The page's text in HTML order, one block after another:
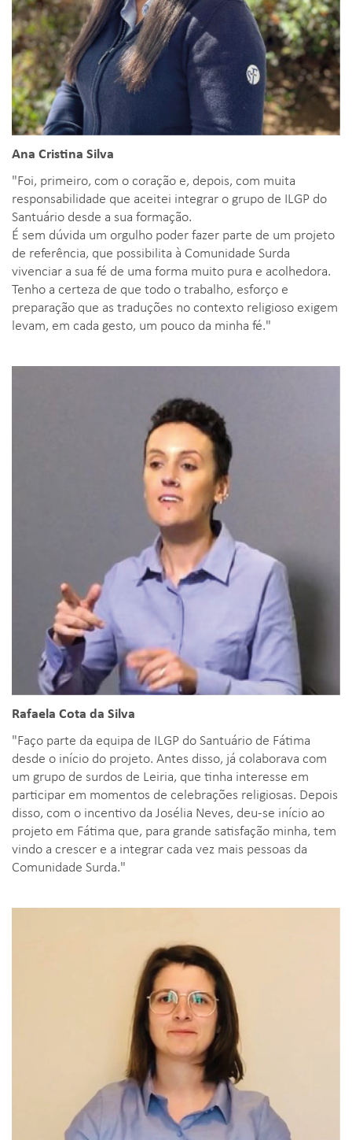
Ana Cristina Silva
"Foi, primeiro, com o coração e, depois, com muita
responsabilidade que aceitei integrar o grupo de ILGP do
Santuário desde a sua formação.
É sem dúvida um orgulho poder fazer parte de um projeto
de referência, que possibilita à Comunidade Surda
vivenciar a sua fé de uma forma muito pura e acolhedora.
Tenho a certeza de que todo o trabalho, esforço e
preparação que as traduções no contexto religioso exigem
levam, em cada gesto, um pouco da minha fé."
Rafaela Cota da Silva
"Faço parte da equipa de ILGP do Santuário de Fátima
desde o início do projeto. Antes disso, já colaborava com
um grupo de surdos de Leiria, que tinha interesse em
participar em momentos de celebrações religiosas. Depois
disso, com o incentivo da Josélia Neves, deu-se início ao
projeto em Fátima que, para grande satisfação minha, tem
vindo a crescer e a integrar cada vez mais pessoas da
Comunidade Surda."